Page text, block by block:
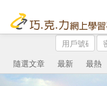
用
戶
號
碼
密
碼
隨選文章
最新 最熱